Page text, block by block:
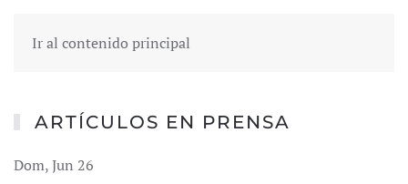
Ir al contenido principal
ARTÍCULOS EN PRENSA
Dom, Jun 26